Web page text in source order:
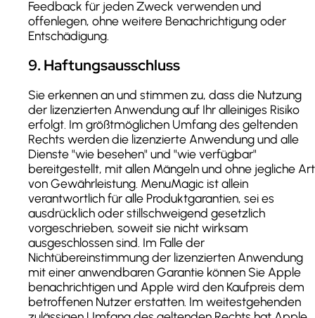
Feedback für jeden Zweck verwenden und
offenlegen, ohne weitere Benachrichtigung oder
Entschädigung.
9. Haftungsausschluss
Sie erkennen an und stimmen zu, dass die Nutzung
der lizenzierten Anwendung auf Ihr alleiniges Risiko
erfolgt. Im größtmöglichen Umfang des geltenden
Rechts werden die lizenzierte Anwendung und alle
Dienste "wie besehen" und "wie verfügbar"
bereitgestellt, mit allen Mängeln und ohne jegliche Art
von Gewährleistung. MenuMagic ist allein
verantwortlich für alle Produktgarantien, sei es
ausdrücklich oder stillschweigend gesetzlich
vorgeschrieben, soweit sie nicht wirksam
ausgeschlossen sind. Im Falle der
Nichtübereinstimmung der lizenzierten Anwendung
mit einer anwendbaren Garantie können Sie Apple
benachrichtigen und Apple wird den Kaufpreis dem
betroffenen Nutzer erstatten. Im weitestgehenden